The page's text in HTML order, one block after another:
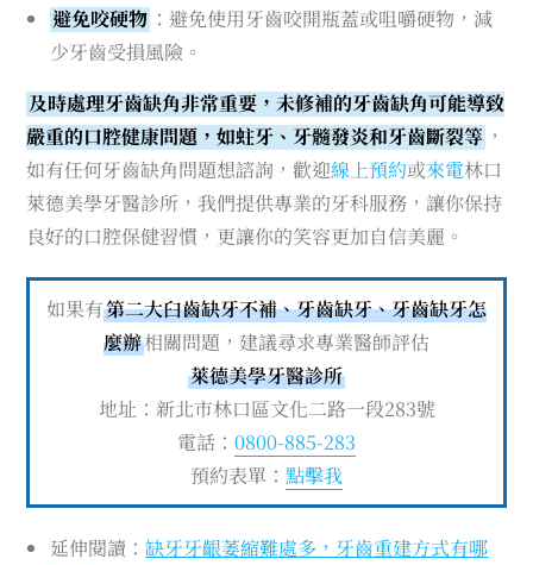
避免咬硬物 ：避免使用牙齒咬開瓶蓋或咀嚼硬物，減
少牙齒受損風險。
及時處理牙齒缺角非常重要，未修補的牙齒缺角可能導致
嚴重的口腔健康問題，如蛀牙、牙髓發炎和牙齒斷裂等 ，
如有任何牙齒缺角問題想諮詢，歡迎線上預約或來電林口
萊德美學牙醫診所，我們提供專業的牙科服務，讓你保持
良好的口腔保健習慣，更讓你的笑容更加自信美麗。
如果有第二大臼齒缺牙不補、牙齒缺牙、牙齒缺牙怎
麼辦相關問題，建議尋求專業醫師評估
萊德美學牙醫診所
地址：新北市林口區文化二路一段283號
電話： 0800-885-283
預約表單： 點擊我
延伸閱讀：缺牙牙齦萎縮難處多，牙齒重建方式有哪